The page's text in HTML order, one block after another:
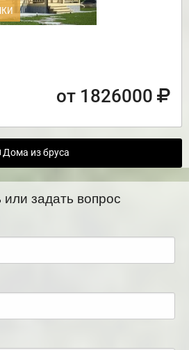
от 1826000
Дома из бруса
или задать вопрос